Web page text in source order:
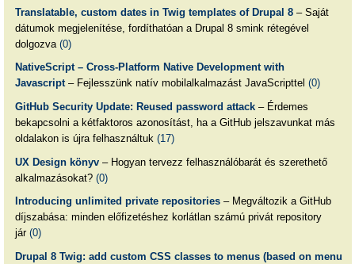
Translatable, custom dates in Twig templates of Drupal 8– Saját
dátumok megjelenítése, fordíthatóan a Drupal 8 smink rétegével
dolgozva (0)
NativeScript – Cross-Platform Native Development with
Javascript– Fejlesszünk natív mobilalkalmazást JavaScripttel (0)
GitHub Security Update: Reused password attack– Érdemes
bekapcsolni a kétfaktoros azonosítást, ha a GitHub jelszavunkat más
oldalakon is újra felhasználtuk (17)
UX Design könyv– Hogyan tervezz felhasználóbarát és szerethető
alkalmazásokat? (0)
Introducing unlimited private repositories– Megváltozik a GitHub
díjszabása: minden előfizetéshez korlátlan számú privát repository
jár (0)
Drupal 8 Twig: add custom CSS classes to menus (based on menu